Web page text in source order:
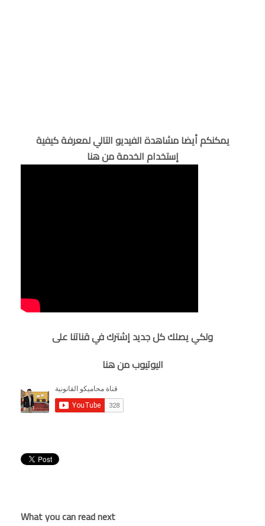
يمكنكم أيضا مشاهدة الفيديو التالي لمعرفة كيفية
إستخدام الخدمة من هنا
ولكي يصلك كل جديد إشترك في قناتنا على
اليوتيوب من هنا
What you can read next